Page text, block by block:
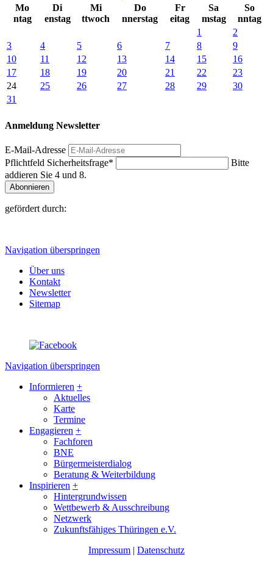
Mo
ntag
Di
enstag
Mi
ttwoch
Do
nnerstag
Fr
eitag
Sa
mstag
So
nntag
1
2
3
4 5 6 7 8
9
10
11 12 13 14 15
16
17
18 19 20 21 22
23
24
25 26 27 28 29
30
31
Anmeldung Newsletter
E-Mail-Adresse
Pflichtfeld Sicherheitsfrage*
Bitte
addieren Sie 4 und 8.
Abonnieren
gefördert durch:
Navigation überspringen
Über uns
Kontakt
Newsletter
Sitemap
Navigation überspringen
Informieren +
Aktuelles
Karte
Termine
Engagieren +
Fachforen
BNE
Bürgermeisterdialog
Beratung & Weiterbildung
Inspirieren +
Hintergrundwissen
Wettbewerb & Ausschreibung
Netzwerk
Zukunftsfähiges Thüringen e.V.
Impressum | Datenschutz